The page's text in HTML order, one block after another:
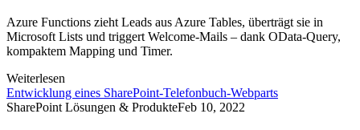
Azure Functions zieht Leads aus Azure Tables, überträgt sie in
Microsoft Lists und triggert Welcome-Mails – dank OData-Query,
kompaktem Mapping und Timer.
Weiterlesen
Entwicklung eines SharePoint-Telefonbuch-Webparts
SharePoint Lösungen & ProdukteFeb 10, 2022